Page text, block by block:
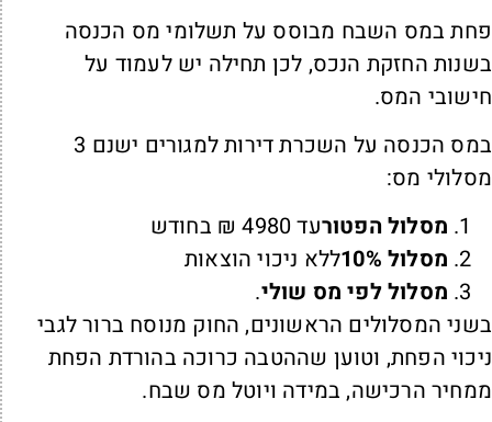
במס השבח מבוסס על תשלומי מס הכנסה
החזקת הנכס, לכן תחילה יש לעמוד על
המס.
במס הכנסה על השכרת דירות למגורים ישנם 3
מס:
מסלול הפטורעד 4980 ₪ בחודש
מסלול 10%
ללא ניכוי הוצאות
מסלול לפי מס שולי.
המסלולים הראשונים, החוק מנוסח ברור לגבי
הפחת, וטוען שההטבה כרוכה בהורדת הפחת
הרכישה, במידה ויוטל מס שבח.